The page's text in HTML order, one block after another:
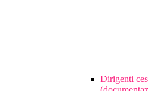
Dirigenti